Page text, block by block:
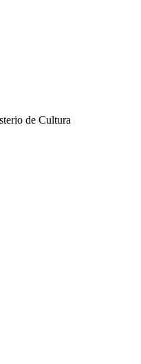
de Cultura